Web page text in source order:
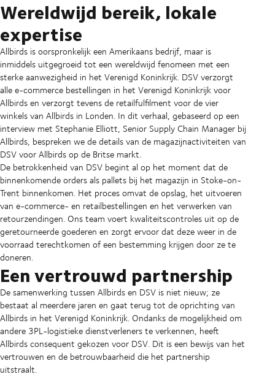
Wereldwijd bereik, lokale
expertise
Allbirds is oorspronkelijk een Amerikaans bedrijf, maar is
inmiddels uitgegroeid tot een wereldwijd fenomeen met een
sterke aanwezigheid in het Verenigd Koninkrijk. DSV verzorgt
alle e-commerce bestellingen in het Verenigd Koninkrijk voor
Allbirds en verzorgt tevens de retailfulfilment voor de vier
winkels van Allbirds in Londen. In dit verhaal, gebaseerd op een
interview met Stephanie Elliott, Senior Supply Chain Manager bij
Allbirds, bespreken we de details van de magazijnactiviteiten van
DSV voor Allbirds op de Britse markt.
De betrokkenheid van DSV begint al op het moment dat de
binnenkomende orders als pallets bij het magazijn in Stoke-on-
Trent binnenkomen. Het proces omvat de opslag, het uitvoeren
van e-commerce- en retailbestellingen en het verwerken van
retourzendingen. Ons team voert kwaliteitscontroles uit op de
geretourneerde goederen en zorgt ervoor dat deze weer in de
voorraad terechtkomen of een bestemming krijgen door ze te
doneren.
Een vertrouwd partnership
De samenwerking tussen Allbirds en DSV is niet nieuw; ze
bestaat al meerdere jaren en gaat terug tot de oprichting van
Allbirds in het Verenigd Koninkrijk. Ondanks de mogelijkheid om
andere 3PL-logistieke dienstverleners te verkennen, heeft
Allbirds consequent gekozen voor DSV. Dit is een bewijs van het
vertrouwen en de betrouwbaarheid die het partnership
uitstraalt.